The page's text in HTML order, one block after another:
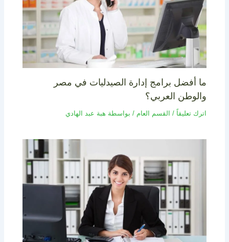
ما أفضل برامج إدارة الصيدليات في مصر
والوطن العربي؟
اترك تعليقاً / القسم العام / بواسطة هبة عبد الهادي